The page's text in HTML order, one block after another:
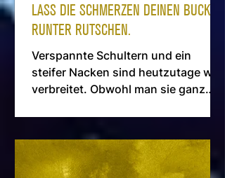
LASS DIE SCHMERZEN DEINEN BUCKEL
RUNTER RUTSCHEN.
Verspannte Schultern und ein
steifer Nacken sind heutzutage weit
verbreitet. Obwohl man sie ganz